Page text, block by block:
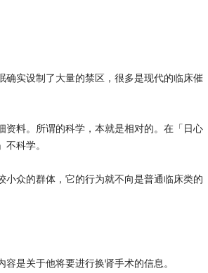
实设制了大量的禁区，很多是现代的临床催
料。所谓的科学，本就是相对的。在「日心
科学。
众的群体，它的行为就不向是普通临床类的
是关于他将要进行换肾手术的信息。